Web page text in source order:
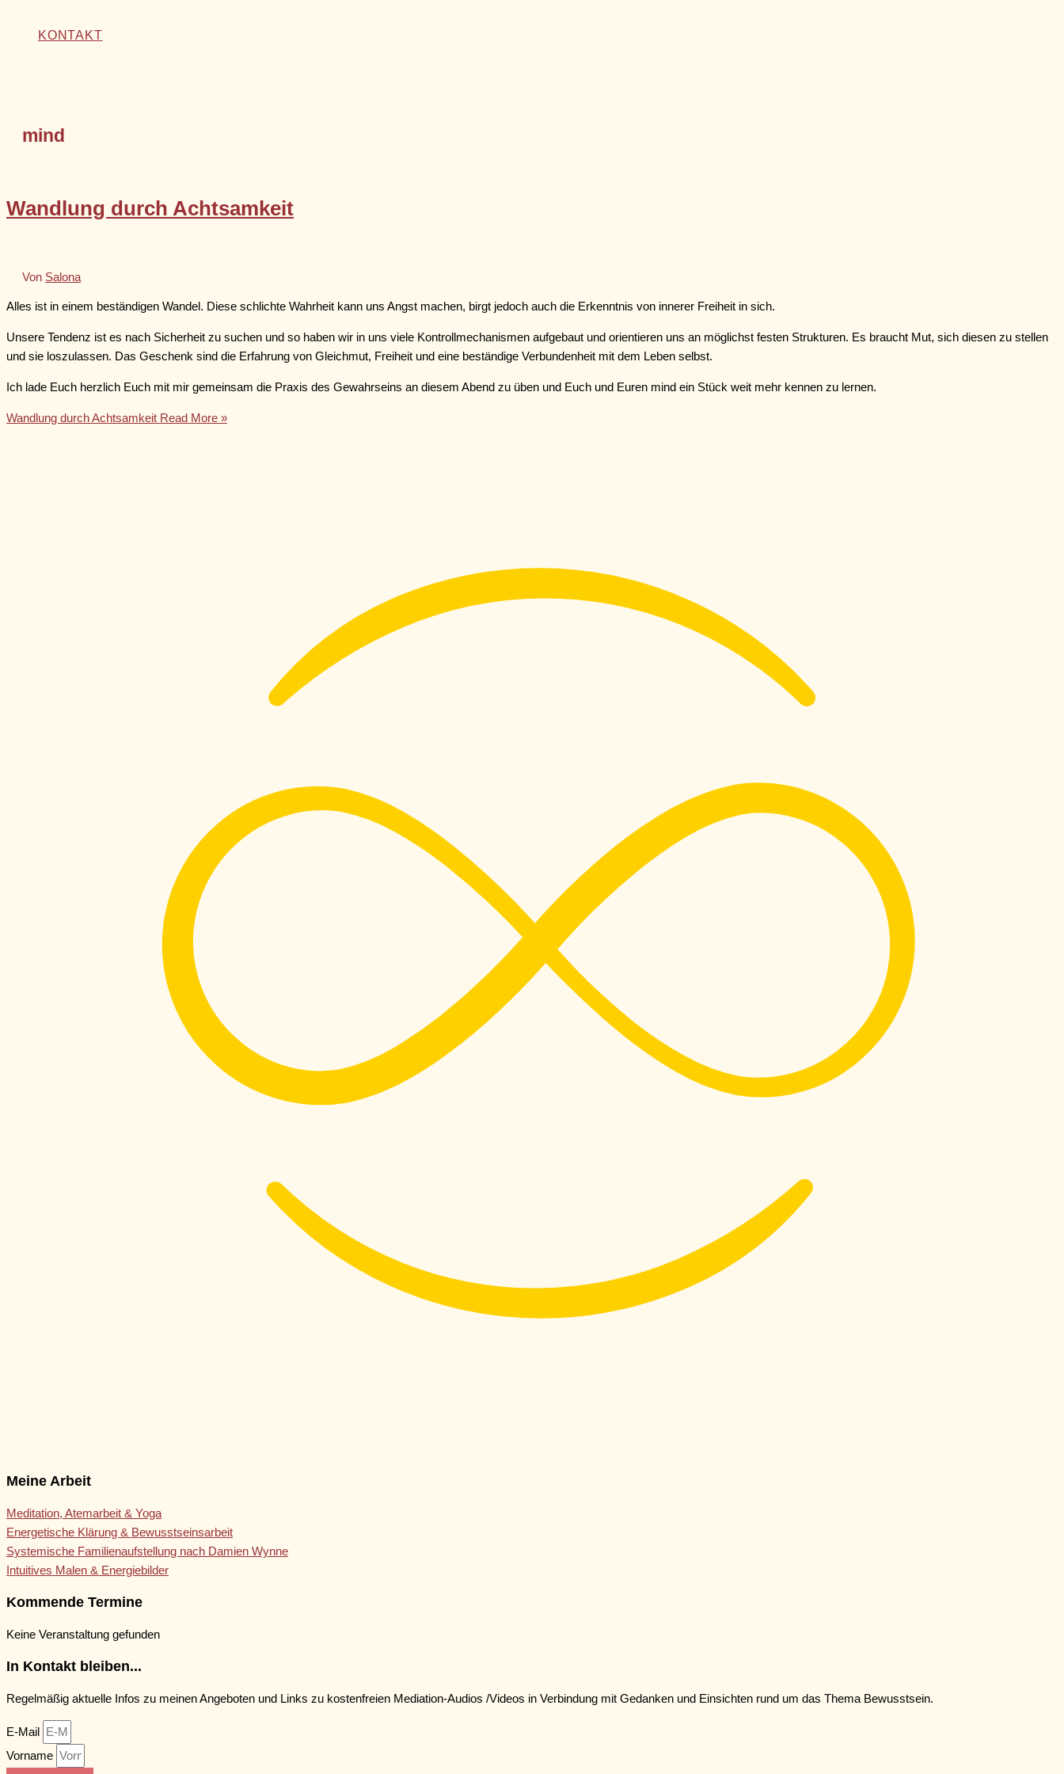
KONTAKT
mind
Wandlung durch Achtsamkeit
Von Salona
Alles ist in einem beständigen Wandel. Diese schlichte Wahrheit kann uns Angst machen, birgt jedoch auch die Erkenntnis von innerer Freiheit in sich.
Unsere Tendenz ist es nach Sicherheit zu suchen und so haben wir in uns viele Kontrollmechanismen aufgebaut und orientieren uns an möglichst festen Strukturen. Es braucht Mut, sich diesen zu stellen
und sie loszulassen. Das Geschenk sind die Erfahrung von Gleichmut, Freiheit und eine beständige Verbundenheit mit dem Leben selbst.
Ich lade Euch herzlich Euch mit mir gemeinsam die Praxis des Gewahrseins an diesem Abend zu üben und Euch und Euren mind ein Stück weit mehr kennen zu lernen.
Wandlung durch Achtsamkeit Read More »
Meine Arbeit
Meditation, Atemarbeit & Yoga
Energetische Klärung & Bewusstseinsarbeit
Systemische Familienaufstellung nach Damien Wynne
Intuitives Malen & Energiebilder
Kommende Termine
Keine Veranstaltung gefunden
In Kontakt bleiben...
Regelmäßig aktuelle Infos zu meinen Angeboten und Links zu kostenfreien Mediation-Audios /Videos in Verbindung mit Gedanken und Einsichten rund um das Thema Bewusstsein.
E-Mail
Vorname